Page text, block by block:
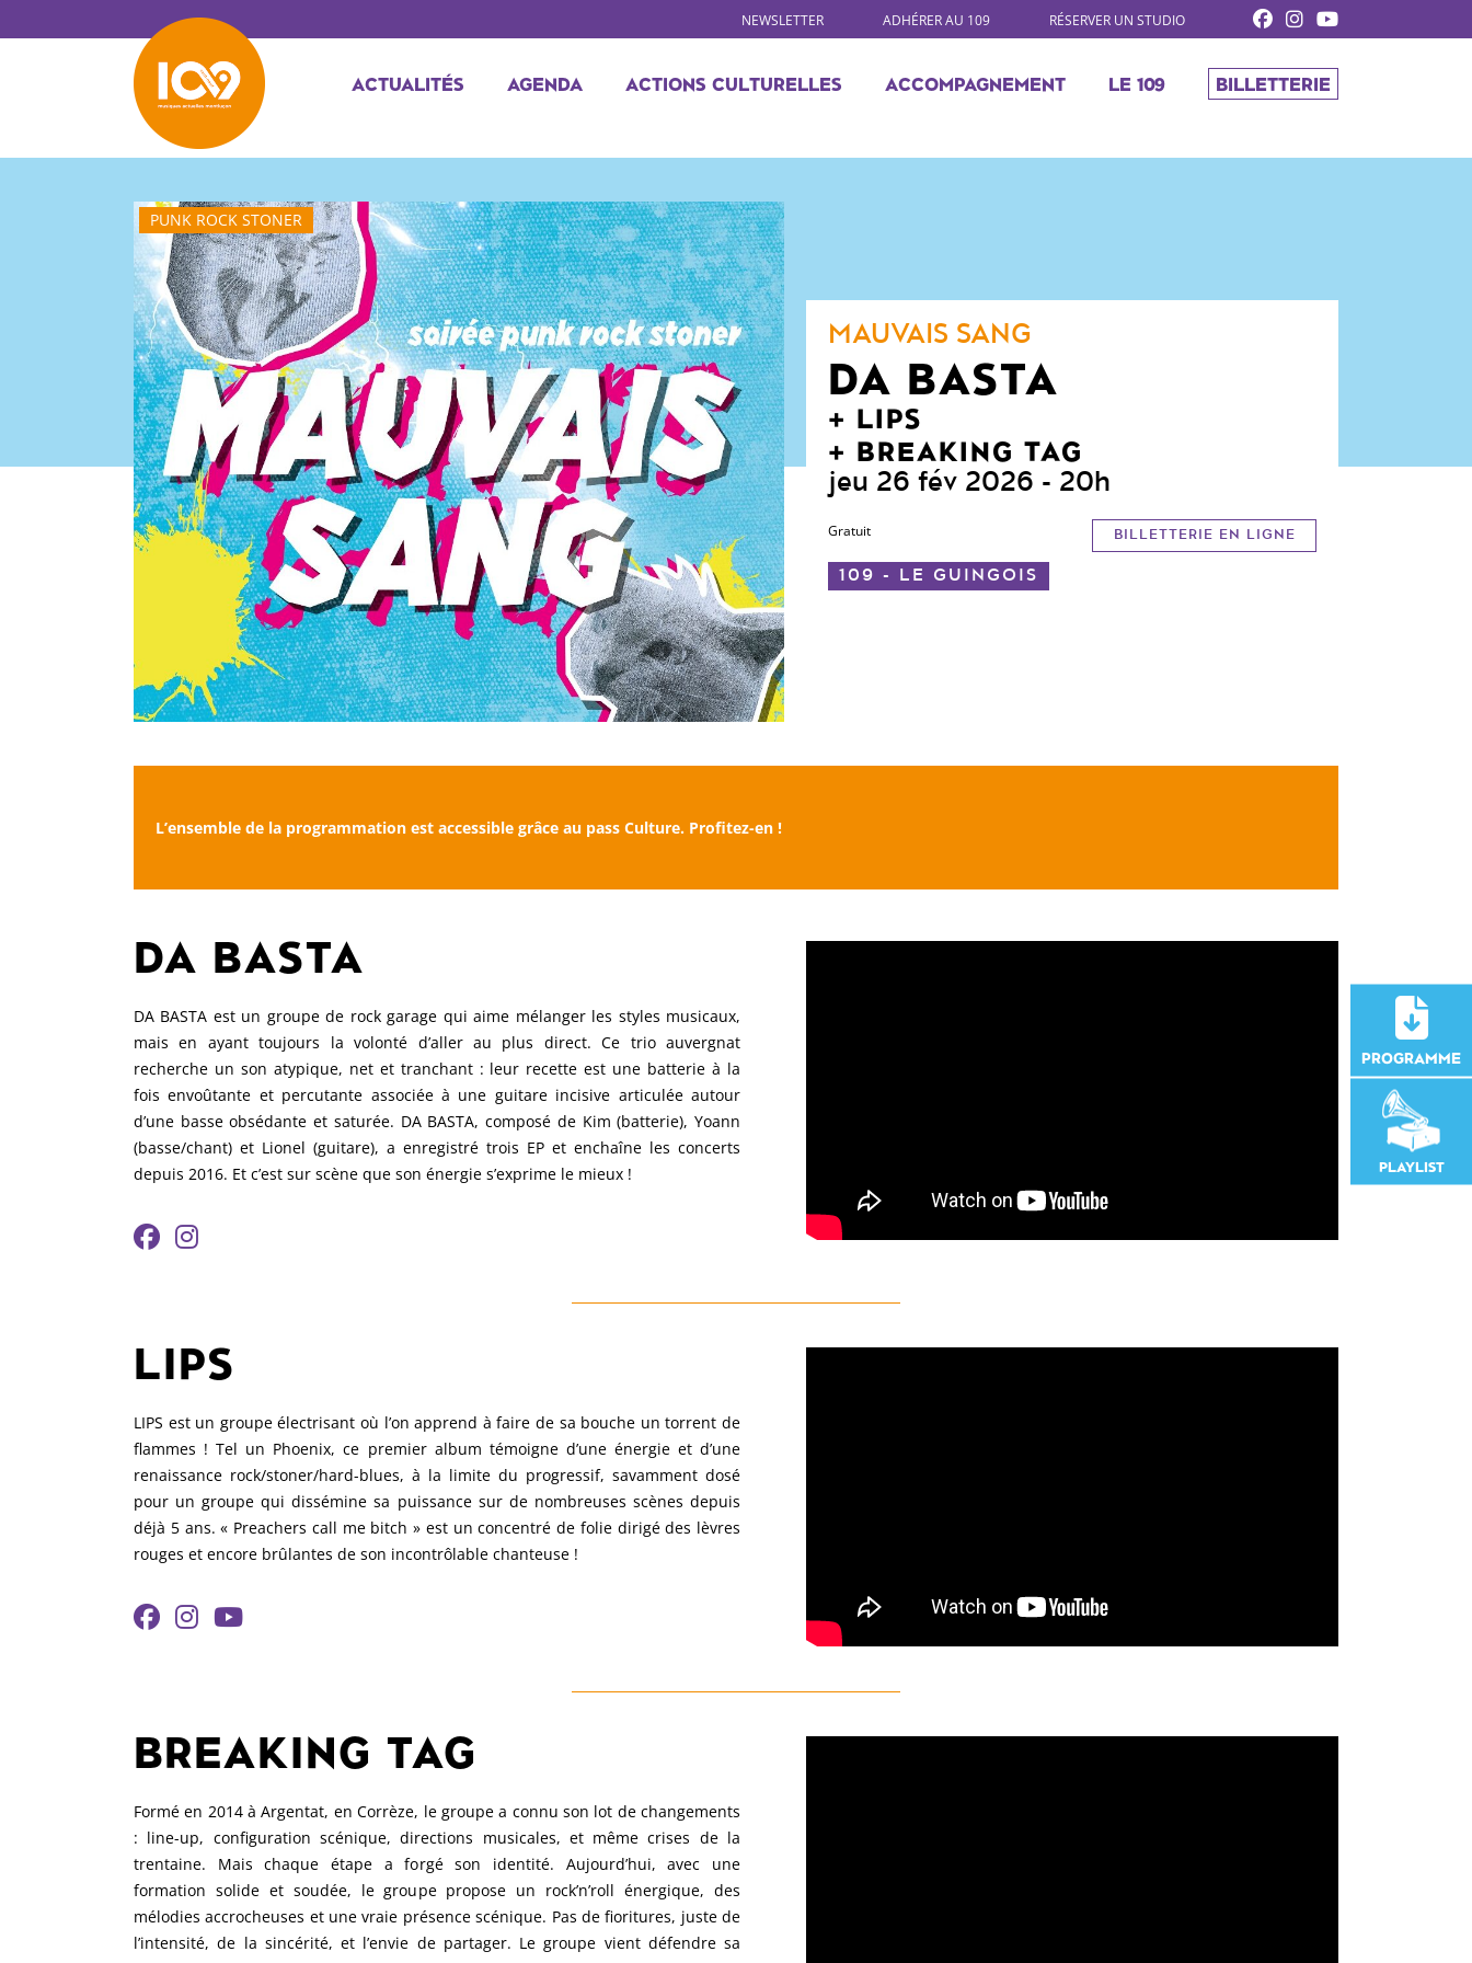
NEWSLETTER ADHÉRER AU 109 RÉSERVER UN STUDIO
ACTUALITÉS AGENDA ACTIONS CULTURELLES ACCOMPAGNEMENT LE 109 BILLETTERIE
PUNK ROCK STONER
MAUVAIS SANG
DA BASTA
LIPS
BREAKING TAG
jeu 26 fév 2026 - 20h
Gratuit BILLETTERIE EN LIGNE
109 - LE GUINGOIS
L’ensemble de la programmation est accessible grâce au pass Culture. Profitez-en !
DA BASTA
DA BASTA est un groupe de rock garage qui aime mélanger les styles musicaux,
mais en ayant toujours la volonté d’aller au plus direct. Ce trio auvergnat
recherche un son atypique, net et tranchant : leur recette est une batterie à la
fois envoûtante et percutante associée à une guitare incisive articulée autour
d’une basse obsédante et saturée. DA BASTA, composé de Kim (batterie), Yoann
(basse/chant) et Lionel (guitare), a enregistré trois EP et enchaîne les concerts
depuis 2016. Et c’est sur scène que son énergie s’exprime le mieux !
LIPS
LIPS est un groupe électrisant où l’on apprend à faire de sa bouche un torrent de
flammes ! Tel un Phoenix, ce premier album témoigne d’une énergie et d’une
renaissance rock/stoner/hard-blues, à la limite du progressif, savamment dosé
pour un groupe qui dissémine sa puissance sur de nombreuses scènes depuis
déjà 5 ans. « Preachers call me bitch » est un concentré de folie dirigé des lèvres
rouges et encore brûlantes de son incontrôlable chanteuse !
BREAKING TAG
Formé en 2014 à Argentat, en Corrèze, le groupe a connu son lot de changements
: line-up, configuration scénique, directions musicales, et même crises de la
trentaine. Mais chaque étape a forgé son identité. Aujourd’hui, avec une
formation solide et soudée, le groupe propose un rock’n’roll énergique, des
mélodies accrocheuses et une vraie présence scénique. Pas de fioritures, juste de
l’intensité, de la sincérité, et l’envie de partager. Le groupe vient défendre sa
PROGRAMME
PLAYLIST